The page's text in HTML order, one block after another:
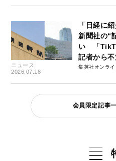
ニュース
2026.07.18
「日経に
新聞社の“
い 「
記者から
集英社オンラ
会員限定記事